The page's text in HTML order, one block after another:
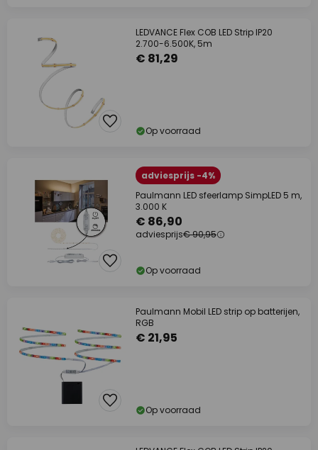
LEDVANCE Flex COB LED Strip IP20
2.700-6.500K, 5m
€ 81,29
Op voorraad
adviesprijs -4%
Paulmann LED sfeerlamp SimpLED 5 m,
3.000 K
€ 86,90
adviesprijs€ 90,95
Op voorraad
Paulmann Mobil LED strip op batterijen,
RGB
€ 21,95
Op voorraad